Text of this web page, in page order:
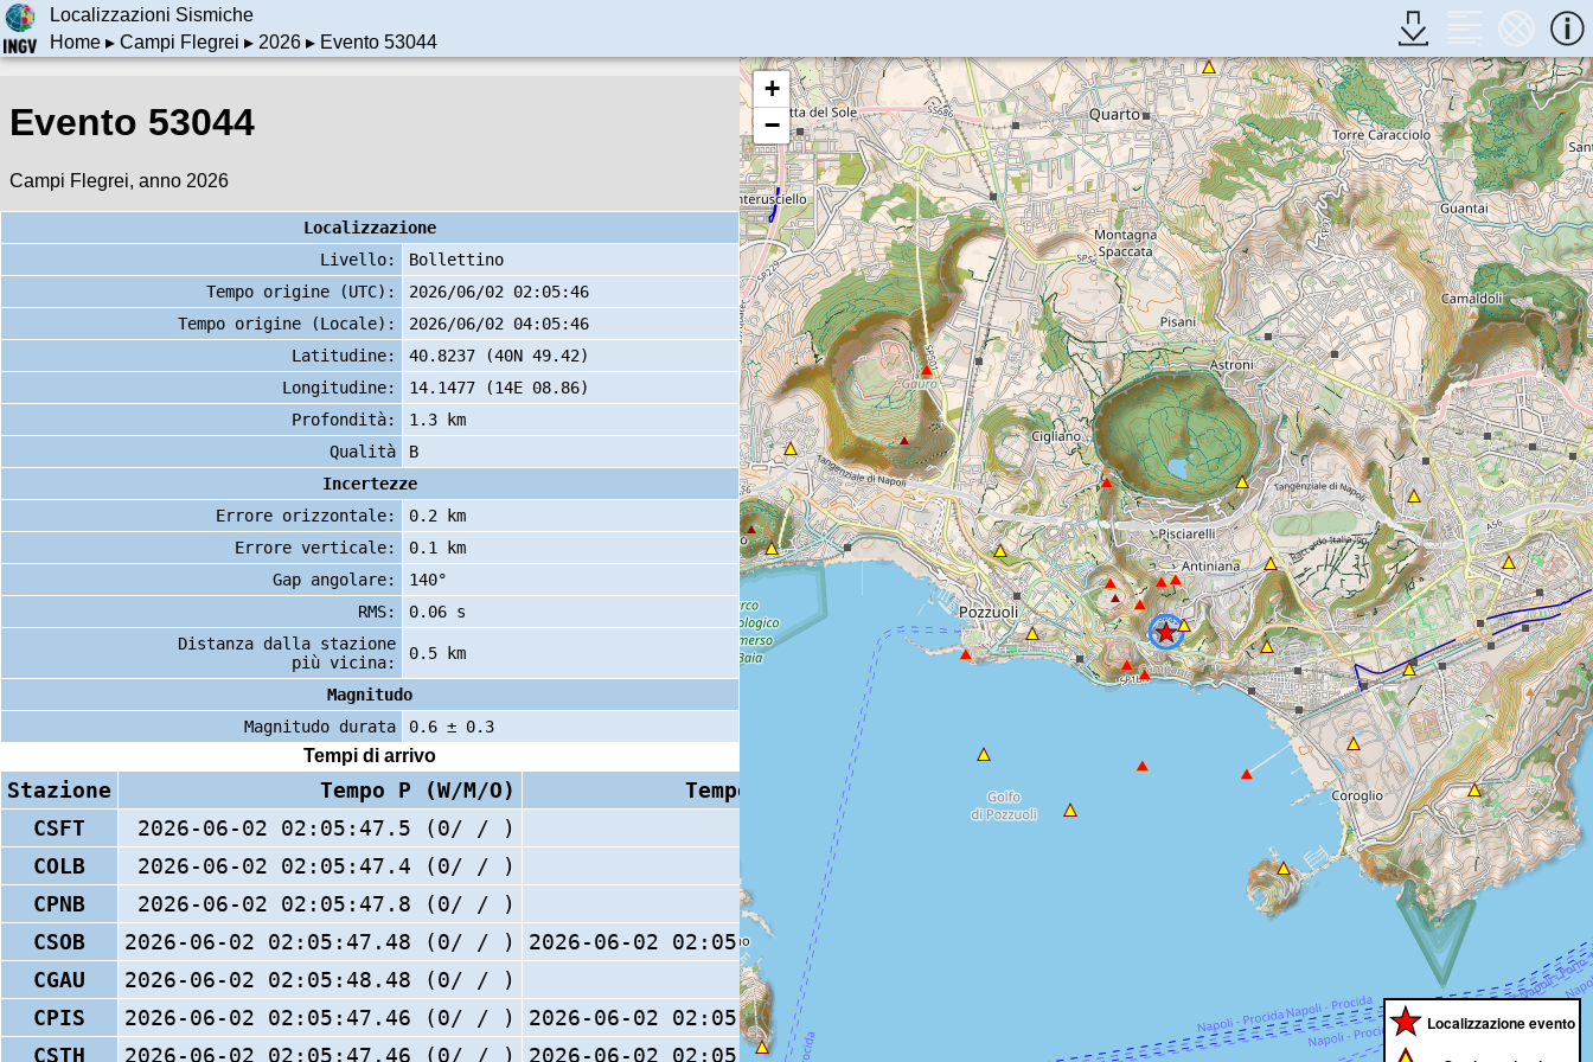
Localizzazioni Sismiche
Home▸ Campi Flegrei ▸ 2026▸ Evento 53044
Evento 53044
Campi Flegrei, anno 2026
Localizzazione
Livello:
Bollettino
Tempo origine (UTC):
2026/06/02 02:05:46
Tempo origine (Locale):
2026/06/02 04:05:46
Latitudine:
40.8237 (40N 49.42)
Longitudine:
14.1477 (14E 08.86)
Profondità:
1.3 km
Qualità
B
Incertezze
Errore orizzontale:
0.2 km
Errore verticale:
0.1 km
Gap angolare:
140°
RMS:
0.06 s
Distanza dalla stazione
più vicina:
0.5 km
Magnitudo
Magnitudo durata
0.6 ± 0.3
Tempi di arrivo
Stazione Tempo P (W/M/O) Tempo S (W/M/O)
CSFT
2026-06-02 02:05:47.5 (0/ / )
COLB
2026-06-02 02:05:47.4 (0/ / )
CPNB
2026-06-02 02:05:47.8 (0/ / )
CSOB
2026-06-02 02:05:47.48 (0/ / )
2026-06-02 02:05:48 (0/ / )
CGAU
2026-06-02 02:05:48.48 (0/ / )
CPIS
2026-06-02 02:05:47.46 (0/ / )
2026-06-02 02:05:48 (0/ / )
CSTH
2026-06-02 02:05:47.46 (0/ / ) 2026-06-02 02:05:48 (0/ / )
+
−
Localizzazione evento